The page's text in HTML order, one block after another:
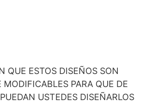
QUE ESTOS DISEÑOS SON
MODIFICABLES PARA QUE DE
USTEDES DISEÑARLOS